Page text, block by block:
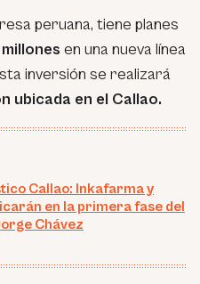
peruana, tiene planes
en una nueva línea
inversión se realizará
ubicada en el Callao.
Callao: Inkafarma y
en la primera fase del
Chávez